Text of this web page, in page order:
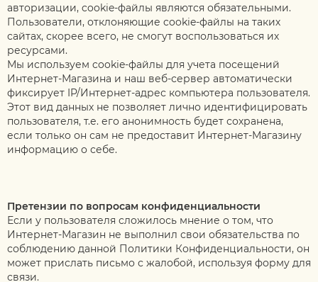
авторизации, cookie-файлы являются обязательными.
Пользователи, отклоняющие cookie-файлы на таких
сайтах, скорее всего, не смогут воспользоваться их
ресурсами.
Мы используем cookie-файлы для учета посещений
Интернет-Магазина и наш веб-сервер автоматически
фиксирует IP/Интернет-адрес компьютера пользователя.
Этот вид данных не позволяет лично идентифицировать
пользователя, т.е. его анонимность будет сохранена,
если только он сам не предоставит Интернет-Магазину
информацию о себе.
Претензии по вопросам конфиденциальности
Если у пользователя сложилось мнение о том, что
Интернет-Магазин не выполнил свои обязательства по
соблюдению данной Политики Конфиденциальности, он
может прислать письмо с жалобой, используя форму для
связи.